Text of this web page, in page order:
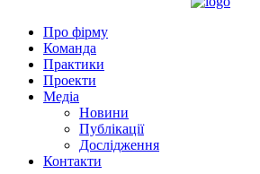
Про фірму
Команда
Практики
Проекти
Медіа
Новини
Публікації
Дослідження
Контакти